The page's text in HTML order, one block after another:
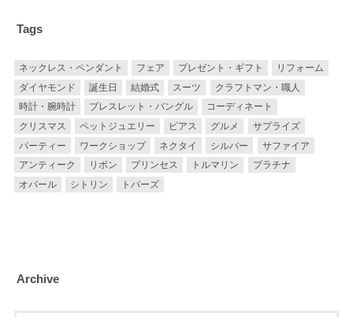
Tags
ネックレス・ペンダント フェア プレゼント・ギフト
リフォーム
ダイヤモンド
誕生日 結婚式 スーツ
クラフトマン・職人
時計・腕時計
ブレスレット・バングル
コーディネート
クリスマス
ペットジュエリー ピアス グルメ
サプライズ
パーティー
ワークショップ ネクタイ シルバー
サファイア
アンティーク
リボン プリンセス トルマリン
プラチナ
オパール
シトリン トパーズ
Archive